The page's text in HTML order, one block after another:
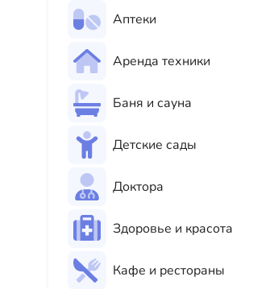
Аптеки
Аренда техники
Баня и сауна
Детские сады
Доктора
Здоровье и красота
Кафе и рестораны